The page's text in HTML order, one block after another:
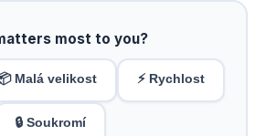
most to you?
Malá velikost ⚡ Rychlost
🔒 Soukromí